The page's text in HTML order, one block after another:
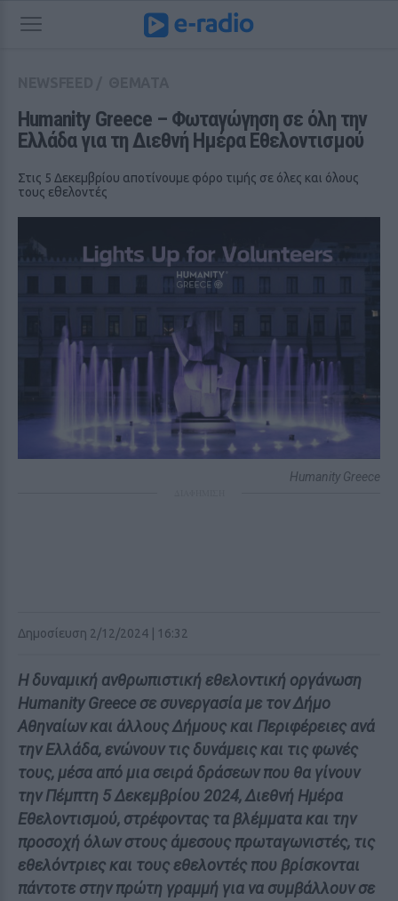
Humanity Greece – Φωταγώγηση σε όλη την
Ελλάδα για τη Διεθνή Ημέρα Εθελοντισμού
Στις 5 Δεκεμβρίου αποτίνουμε φόρο τιμής σε όλες και όλους
τους εθελοντές
Humanity Greece
Δημοσίευση 2/12/2024 | 16:32
Η δυναμική ανθρωπιστική εθελοντική οργάνωση
Humanity Greece σε συνεργασία με τον Δήμο
Αθηναίων και άλλους Δήμους και Περιφέρειες ανά
την Ελλάδα, ενώνουν τις δυνάμεις και τις φωνές
τους, μέσα από μια σειρά δράσεων που θα γίνουν
την Πέμπτη 5 Δεκεμβρίου 2024, Διεθνή Ημέρα
Εθελοντισμού, στρέφοντας τα βλέμματα και την
προσοχή όλων στους άμεσους πρωταγωνιστές, τις
εθελόντριες και τους εθελοντές που βρίσκονται
πάντοτε στην πρώτη γραμμή για να συμβάλλουν σε